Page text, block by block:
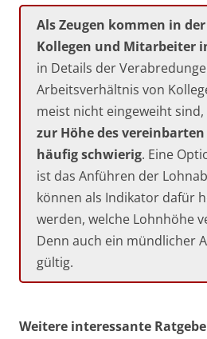
Als Zeugen kommen in
Kollegen und Mitarbeiter
in Details der
Arbeitsverhältnis von
meist nicht eingeweiht
zur Höhe des
häufig schwierig. Eine
ist das Anführen der
können als Indikator dafür
werden, welche Lohnhöhe
Denn auch ein mündlicher
gültig.
Weitere interessante